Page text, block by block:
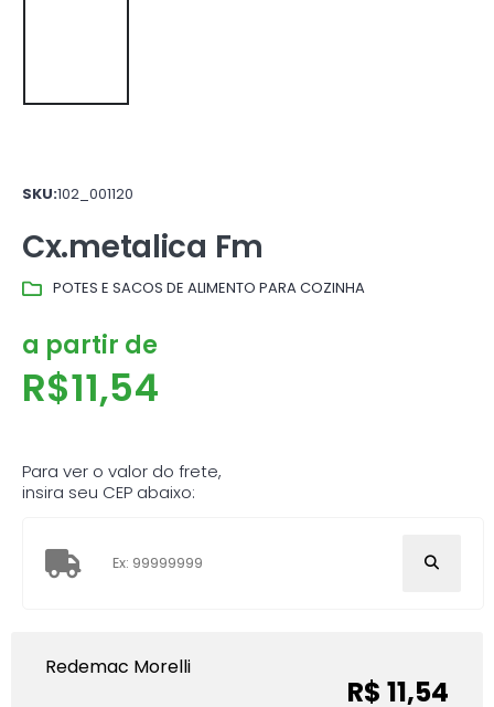
SKU:102_001120
Cx.metalica Fm
POTES E SACOS DE ALIMENTO PARA COZINHA
a partir de
R$11,54
Para ver o valor do frete,
insira seu CEP abaixo:
Redemac Morelli
R$ 11,54